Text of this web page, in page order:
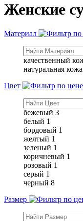
Женские
Материал
качественный
натуральная кожа
Цвет
бежевый 3
белый 1
бордовый 1
желтый 1
зеленый 1
коричневый 1
розовый 1
серый 1
черный 8
Размер